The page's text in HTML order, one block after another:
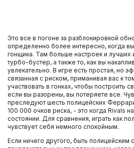
Это все в погоне за разблокировкой
определенно более интересно, когда вы
гонщика. Там больше настроек и лучших
турбо-бустер, а также то, как вы
увлекательно. В игре есть простая, но
связанная с риском, приманивая вас к
участвовать в гонках, чтобы построить
если вы разорены, вы потеряете все.
преследуют шесть полицейских
100 000 очков риска, - это когда Rivals
состоянии. Для сравнения, играть как
чувствует себя немного спокойным.
Если ничего другого, быть полицейским